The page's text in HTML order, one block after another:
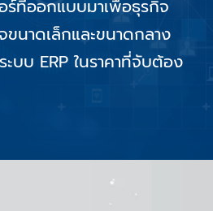
ด้วยราคาที่เป็นมิตร
เร็วกว่าที่เคย สามารถ
กษณะการใช้งานจริงของ
ร์ที่ออกแบบมาเพื่อธุรกิจ
ขนาดเล็กและขนาดกลาง
ะบบ ERP ในราคาที่จับต้อง
ด้วยราคาที่เป็นมิตร
เร็วกว่าที่เคย สามารถ
กษณะการใช้งานจริงของ
ร์ที่ออกแบบมาเพื่อธุรกิจ
ขนาดเล็กและขนาดกลาง
ะบบ ERP ในราคาที่จับต้อง
ด้วยราคาที่เป็นมิตร